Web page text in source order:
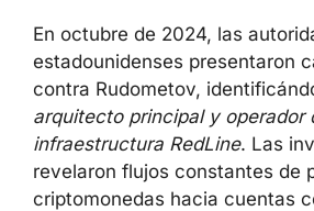
En octubre de 2024, las
estadounidenses presentaron
contra Rudometov,
arquitecto principal y operador
infraestructura RedLine. Las
revelaron flujos constantes de
criptomonedas hacia cuentas